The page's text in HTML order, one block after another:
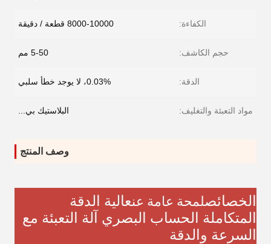
الكفاءة: 8000-10000 قطعة / دقيقة
حجم الكاشف: 5-50 مم
الدقة: 0.03%، لا يوجد خطأ سلبي
مواد التعبئة والتغليف: البلاستيك بي...
وصف المنتج
الخصائصلمحة عامة عنعالية الدقة
المتكاملة الحساب البصري آلة التعبئة مع
السرعة والدقة